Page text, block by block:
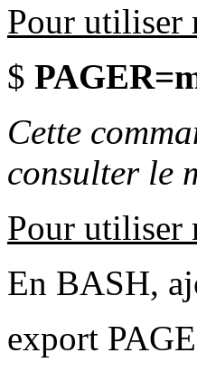
Pour utiliser
$
Cette
consulter le
Pour utiliser
En BASH,
export